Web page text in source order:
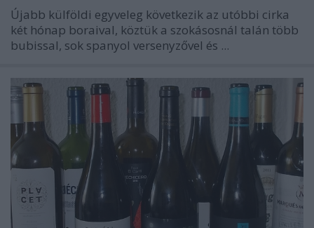
Újabb külföldi egyveleg következik az utóbbi cirka
két hónap boraival, köztük a szokásosnál talán több
bubissal, sok spanyol versenyzővel és ...